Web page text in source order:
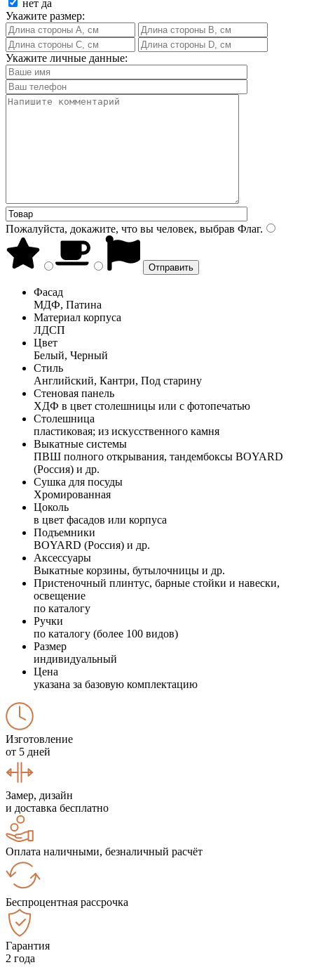
нет да
Укажите размер:
Укажите личные данные:
Пожалуйста, докажите, что вы человек, выбрав Флаг.
Фасад
МДФ, Патина
Материал корпуса
ЛДСП
Цвет
Белый, Черный
Стиль
Английский, Кантри, Под старину
Стеновая панель
ХДФ в цвет столешницы или с фотопечатью
Столешница
пластиковая; из искусственного камня
Выкатные системы
ПВШ полного открывания, тандембоксы BOYARD
(Россия) и др.
Сушка для посуды
Хромированная
Цоколь
в цвет фасадов или корпуса
Подъемники
BOYARD (Россия) и др.
Аксессуары
Выкатные корзины, бутылочницы и др.
Пристеночный плинтус, барные стойки и навески,
освещение
по каталогу
Ручки
по каталогу (более 100 видов)
Размер
индивидуальный
Цена
указана за базовую комплектацию
Изготовление
от 5 дней
Замер, дизайн
и доставка бесплатно
Оплата наличными, безналичный расчёт
Беспроцентная рассрочка
Гарантия
2 года